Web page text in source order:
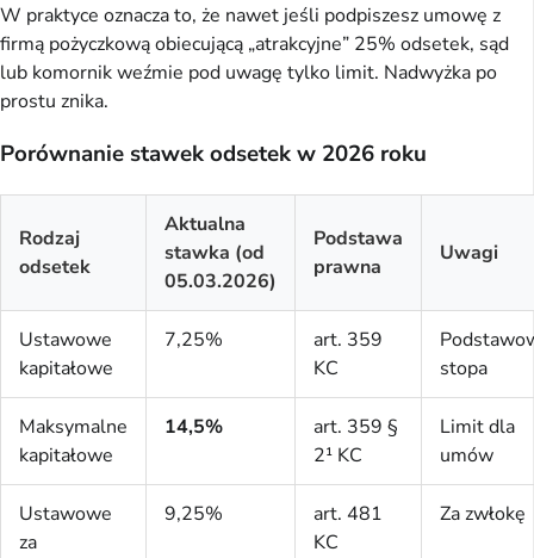
W praktyce oznacza to, że nawet jeśli podpiszesz umowę z
firmą pożyczkową obiecującą „atrakcyjne” 25% odsetek, sąd
lub komornik weźmie pod uwagę tylko limit. Nadwyżka po
prostu znika.
Porównanie stawek odsetek w 2026 roku
Rodzaj
odsetek
Aktualna
stawka (od
05.03.2026)
Podstawa
prawna
Uwagi
Ustawowe
kapitałowe
7,25%
art. 359
KC
stopa
Maksymalne
kapitałowe
14,5%
art. 359 §
2¹ KC
Limit dla
umów
Ustawowe
za
9,25%
art. 481
KC
Za zwłokę